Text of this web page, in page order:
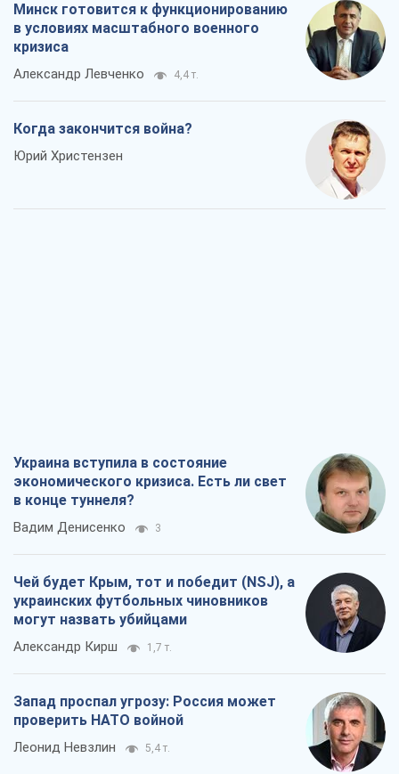
Минск готовится к функционированию
в условиях масштабного военного
кризиса
Александр Левченко 4,4 т.
Когда закончится война?
Юрий Христензен
Украина вступила в состояние
экономического кризиса. Есть ли свет
в конце туннеля?
Вадим Денисенко 3
Чей будет Крым, тот и победит (NSJ), а
украинских футбольных чиновников
могут назвать убийцами
Александр Кирш 1,7 т.
Запад проспал угрозу: Россия может
проверить НАТО войной
Леонид Невзлин 5,4 т.